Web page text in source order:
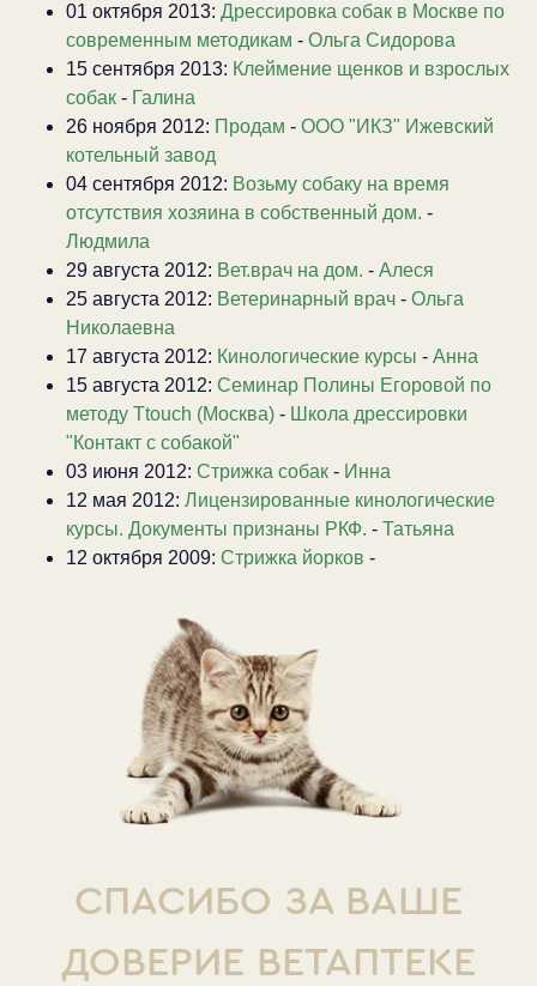
01 октября 2013: Дрессировка собак в Москве по
современным методикам - Ольга Сидорова
15 сентября 2013: Клеймение щенков и взрослых
собак - Галина
26 ноября 2012: Продам - ООО "ИКЗ" Ижевский
котельный завод
04 сентября 2012: Возьму собаку на время
отсутствия хозяина в собственный дом. -
Людмила
29 августа 2012: Вет.врач на дом. - Алеся
25 августа 2012: Ветеринарный врач - Ольга
Николаевна
17 августа 2012: Кинологические курсы - Анна
15 августа 2012: Семинар Полины Егоровой по
методу Ttouch (Москва) - Школа дрессировки
"Контакт с собакой"
03 июня 2012: Стрижка собак - Инна
12 мая 2012: Лицензированные кинологические
курсы. Документы признаны РКФ. - Татьяна
12 октября 2009: Стрижка йорков -
СПАСИБО ЗА ВАШЕ
ДОВЕРИЕ ВЕТАПТЕКЕ